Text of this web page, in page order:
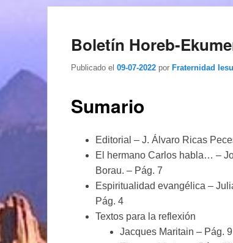
Boletín Horeb-
Publicado el 09-07-2022 por Fraternidad
Sumario
Editorial – J. Álvaro Ricas
El hermano Carlos habla… –
Borau. – Pág. 7
Espiritualidad evangélica –
Pág. 4
Textos para la reflexión
Jacques Maritain – Pág. 9